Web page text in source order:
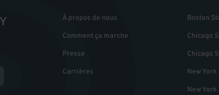
À propos de nous
Comment ça marche
Presse
Carrières
Boston
Chicago
Chicago
New
New